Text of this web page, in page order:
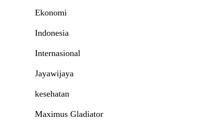
Ekonomi
Indonesia
Internasional
Jayawijaya
kesehatan
Maximus Gladiator